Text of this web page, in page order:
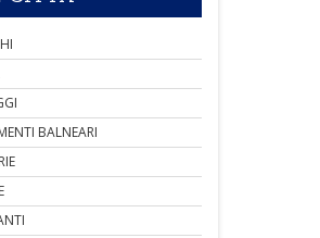
BALNEARI